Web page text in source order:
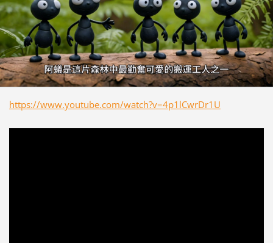
https://www.youtube.com/watch?v=4p1lCwrDr1U